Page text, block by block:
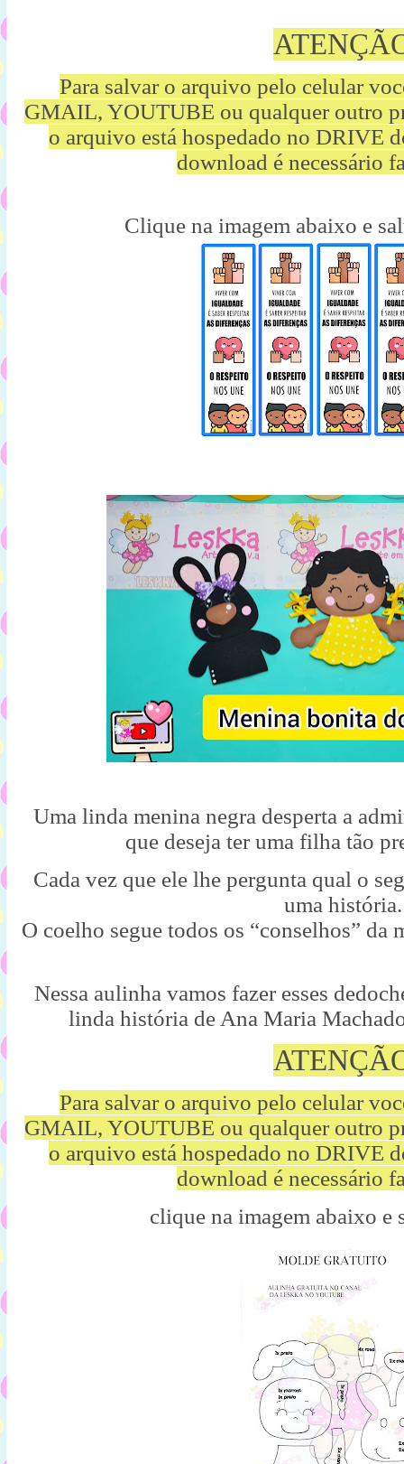
Para salvar o arquivo pelo celular
GMAIL, YOUTUBE ou qualquer outro
o arquivo está hospedado no DRIVE
download é necessário
Clique na imagem abaixo e
Uma linda menina negra desperta a
que deseja ter uma filha tão
Cada vez que ele lhe pergunta qual o
uma história.
O coelho segue todos os “conselhos” da
Nessa aulinha vamos fazer esses
linda história de Ana Maria
Para salvar o arquivo pelo celular
GMAIL, YOUTUBE ou qualquer outro
o arquivo está hospedado no DRIVE
download é necessário
clique na imagem abaixo e